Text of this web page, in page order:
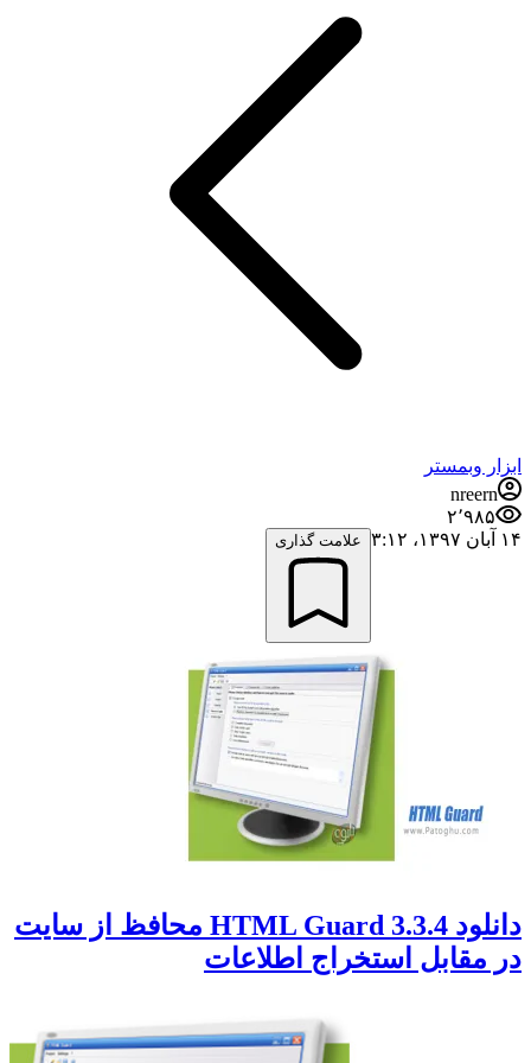
ابزار وبمستر
nreern
۲٬۹۸۵
۱۴ آبان ۱۳۹۷،‏ ۳:۱۲
علامت گذاری
دانلود HTML Guard 3.3.4 محافظ از سایت
در مقابل استخراج اطلاعات